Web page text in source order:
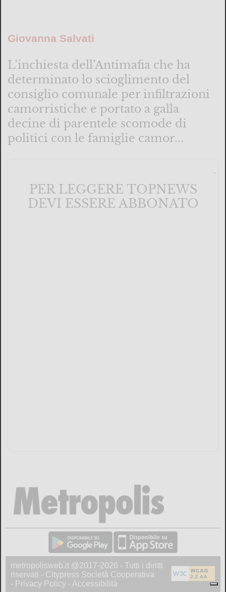
Giovanna Salvati
L’inchiesta dell’Antimafia che ha
determinato lo scioglimento del
consiglio comunale per infiltrazioni
camorristiche e portato a galla
decine di parentele scomode di
politici con le famiglie camor...
PER LEGGERE TOPNEWS
DEVI ESSERE ABBONATO
metropolisweb.it @2017-2026 - Tutti i diritti
riservati - Citypress Società Cooperativa
- Privacy Policy - Accessibilità